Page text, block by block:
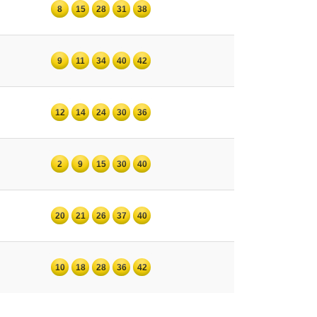
8 15 28 31 38
9 11 34 40 42
12 14 24 30 36
2 9 15 30 40
20 21 26 37 40
10 18 28 36 42